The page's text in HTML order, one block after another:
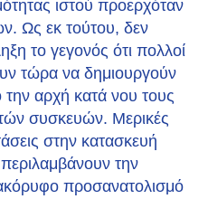
ιστού προερχόταν
Ως εκ τούτου, δεν
το γεγονός ότι πολλοί
τώρα να δημιουργούν
την αρχή κατά νου τους
συσκευών. Μερικές
στην κατασκευή
την
προσανατολισμό